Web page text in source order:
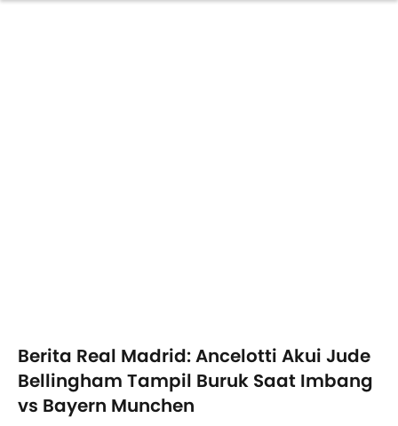
Berita Real Madrid: Ancelotti Akui Jude
Bellingham Tampil Buruk Saat Imbang
vs Bayern Munchen